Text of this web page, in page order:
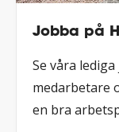
Jobba på
Se våra
medarbetare
en bra